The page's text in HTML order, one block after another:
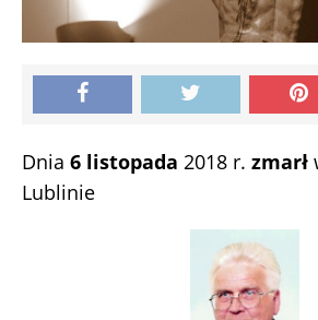
Dnia 6 listopada 2018 r. zmarł
Lublinie